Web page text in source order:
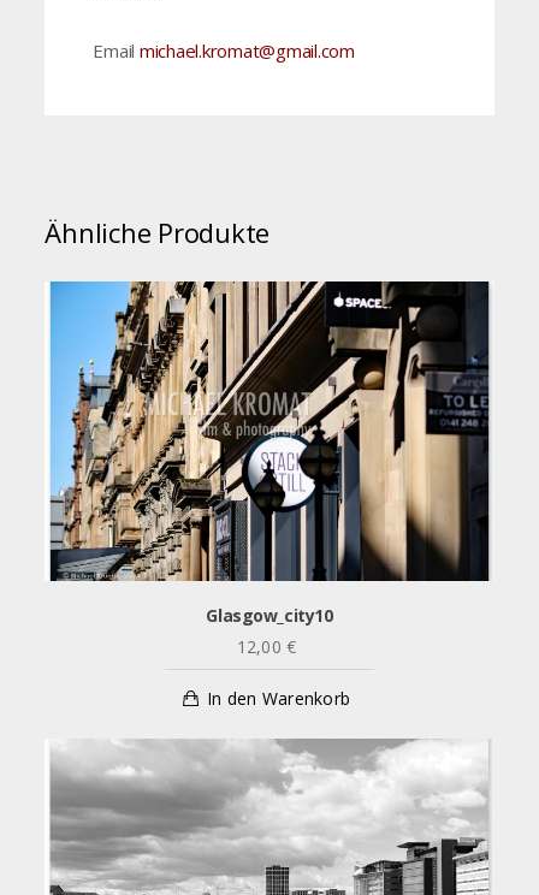
Email michael.kromat@gmail.com
Ähnliche Produkte
Glasgow_city10
12,00€
In den Warenkorb